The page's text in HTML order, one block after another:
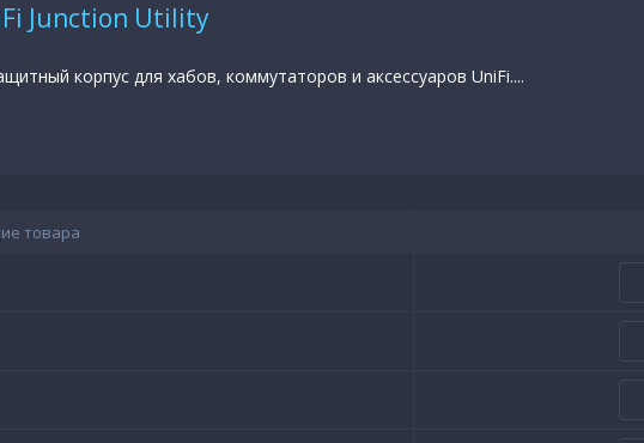
Junction Utility
корпус для хабов, коммутаторов и аксессуаров UniFi....
товара